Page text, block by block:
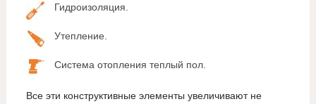
Гидроизоляция.
Утепление.
Система отопления теплый пол.
Все эти конструктивные элементы увеличивают не